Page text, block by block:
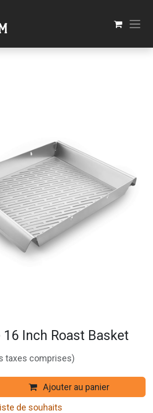
Inch Roast Basket
taxes comprises)
Ajouter au panier
de souhaits